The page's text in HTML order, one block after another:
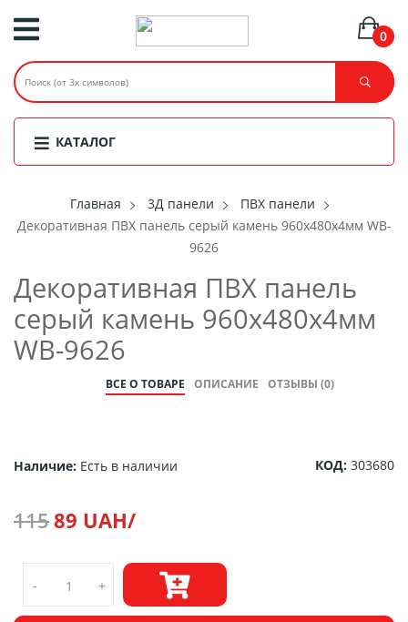
0
КАТАЛОГ
Главная 3Д панели
ПВХ панели
Декоративная ПВХ панель серый камень 960х480х4мм WB-
9626
Декоративная ПВХ панель
серый камень 960х480х4мм
WB-9626
ВСЕ О ТОВАРЕ ОПИСАНИЕ ОТЗЫВЫ (0)
Наличие: Есть в наличии КОД: 303680
11589 UAH/
- +